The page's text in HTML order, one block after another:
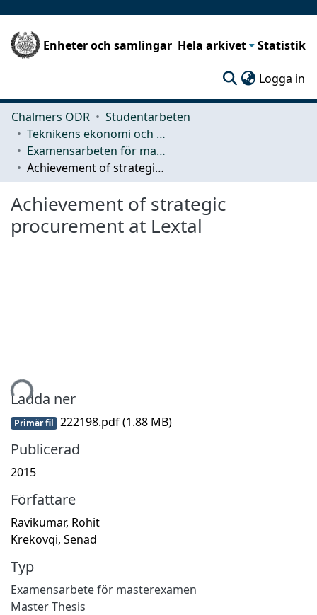
Enheter och samlingar Hela arkivet Statistik
Logga in
Chalmers ODR
Studentarbeten
Teknikens ekonomi och organisation
Examensarbeten för masterexamen
Achievement of strategic procurement at Lextal
Achievement of strategic
procurement at Lextal
Ladda ner
Primär fil 222198.pdf(1.88 MB)
Publicerad
2015
Författare
Ravikumar, Rohit
Krekovqi, Senad
Typ
Examensarbete för masterexamen
Master Thesis